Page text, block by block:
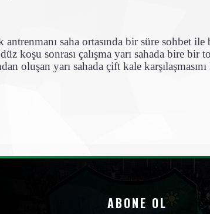
saha ortasında bir süre sohbet ile
koşu sonrası çalışma yarı sahada bire bir
oluşan yarı sahada çift kale
ABONE OL